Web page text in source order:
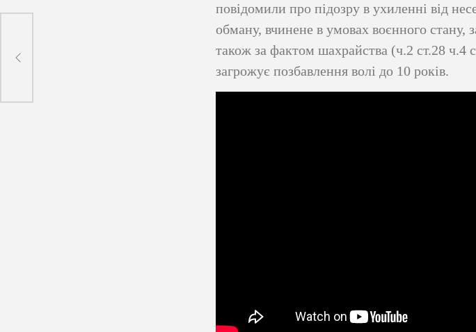
повідомили про підозру в ухиленні від
обману, вчинене в умовах воєнного
також за фактом шахрайства (ч.2 ст.28 ч.4
загрожує позбавлення волі до 10 років.